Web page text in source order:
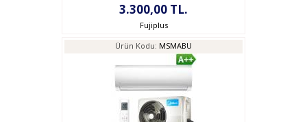
3.300,00 TL.
Fujiplus
Ürün Kodu: MSMABU